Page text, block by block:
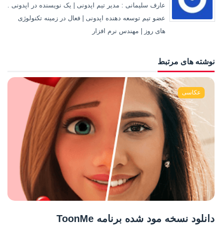
عارف سلیمانی : مدیر تیم اپدونی | یک نویسنده در اپدونی .
عضو تیم توسعه دهنده اپدونی | فعال در زمینه تکنولوژی
های روز | مهندس نرم افزار
نوشته های مرتبط
عکاسی
دانلود نسخه مود شده برنامه ToonMe